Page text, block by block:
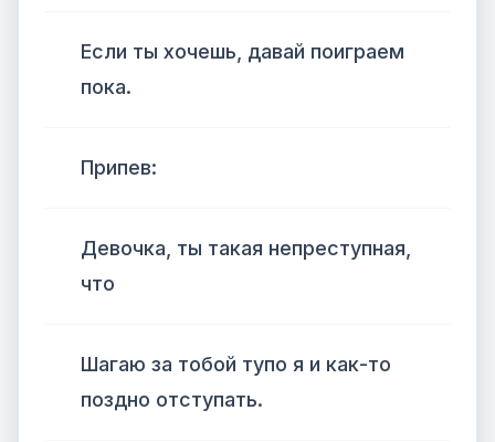
Если ты хочешь, давай поиграем
пока.
Припев:
Девочка, ты такая непреступная,
что
Шагаю за тобой тупо я и как-то
поздно отступать.